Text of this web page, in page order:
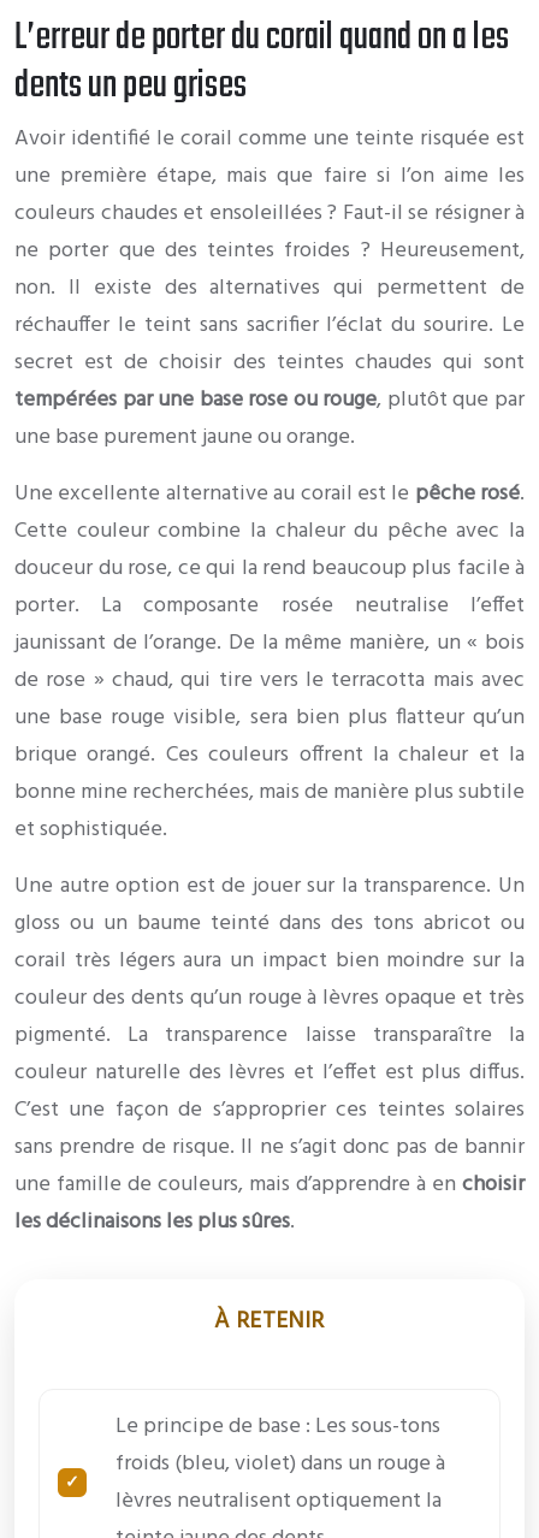
L’erreur de porter du corail quand on a les
dents un peu grises
Avoir identifié le corail comme une teinte risquée est
une première étape, mais que faire si l’on aime les
couleurs chaudes et ensoleillées ? Faut-il se résigner à
ne porter que des teintes froides ? Heureusement,
non. Il existe des alternatives qui permettent de
réchauffer le teint sans sacrifier l’éclat du sourire. Le
secret est de choisir des teintes chaudes qui sont
tempérées par une base rose ou rouge, plutôt que par
une base purement jaune ou orange.
Une excellente alternative au corail est le pêche rosé.
Cette couleur combine la chaleur du pêche avec la
douceur du rose, ce qui la rend beaucoup plus facile à
porter. La composante rosée neutralise l’effet
jaunissant de l’orange. De la même manière, un « bois
de rose » chaud, qui tire vers le terracotta mais avec
une base rouge visible, sera bien plus flatteur qu’un
brique orangé. Ces couleurs offrent la chaleur et la
bonne mine recherchées, mais de manière plus subtile
et sophistiquée.
Une autre option est de jouer sur la transparence. Un
gloss ou un baume teinté dans des tons abricot ou
corail très légers aura un impact bien moindre sur la
couleur des dents qu’un rouge à lèvres opaque et très
pigmenté. La transparence laisse transparaître la
couleur naturelle des lèvres et l’effet est plus diffus.
C’est une façon de s’approprier ces teintes solaires
sans prendre de risque. Il ne s’agit donc pas de bannir
une famille de couleurs, mais d’apprendre à en choisir
les déclinaisons les plus sûres.
À RETENIR
Le principe de base : Les sous-tons
froids (bleu, violet) dans un rouge à
lèvres neutralisent optiquement la